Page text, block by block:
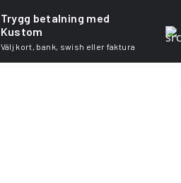
Trygg betalning med
Kustom
Välj kort, bank, swish eller faktura